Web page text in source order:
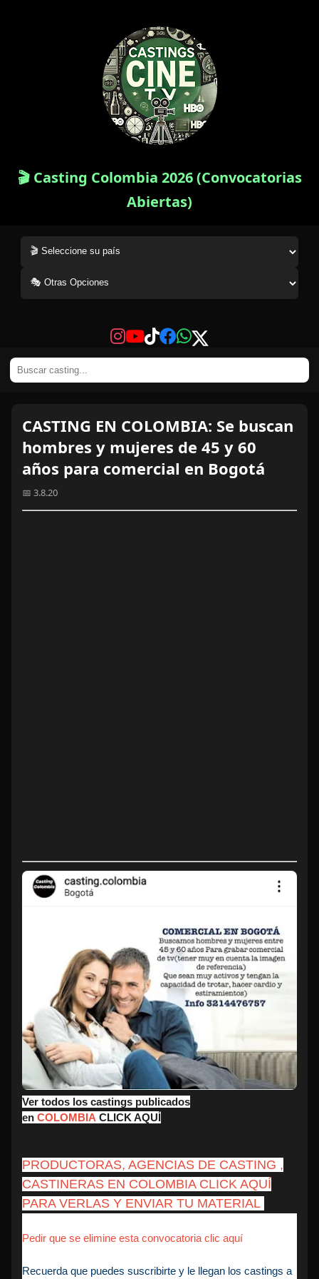
🎬 Casting Colombia 2026 (Convocatorias
Abiertas)
CASTING EN COLOMBIA: Se buscan
hombres y mujeres de 45 y 60
años para comercial en Bogotá
📅 3.8.20
Ver todos los castings publicados
en COLOMBIA CLICK AQUÍ
PRODUCTORAS, AGENCIAS DE CASTING ,
CASTINERAS EN COLOMBIA CLICK AQUÍ
PARA VERLAS Y ENVIAR TU MATERIAL
Pedir que se elimine esta convocatoria clic aquí
Recuerda que puedes suscribirte y le llegan los castings a